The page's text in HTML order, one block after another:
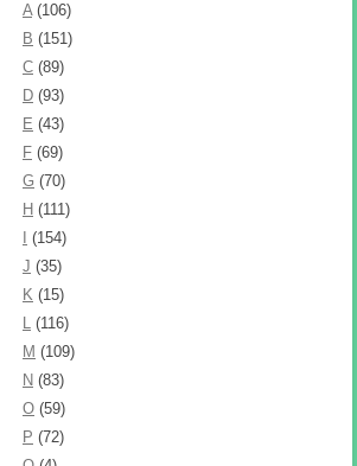
A(106)
B (151)
C (89)
D (93)
E (43)
F (69)
G (70)
H (111)
(154)
J (35)
K (15)
L (116)
M (109)
N (83)
O (59)
P (72)